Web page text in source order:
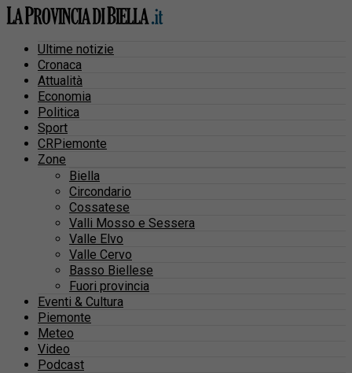
Ultime notizie
Cronaca
Attualità
Economia
Politica
Sport
CRPiemonte
Zone
Biella
Circondario
Cossatese
Valli Mosso e Sessera
Valle Elvo
Valle Cervo
Basso Biellese
Fuori provincia
Eventi & Cultura
Piemonte
Meteo
Video
Podcast